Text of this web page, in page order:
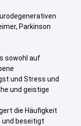
Parkinson
sowohl auf
und Stress und
und geistige
die Häufigkeit
und beseitigt